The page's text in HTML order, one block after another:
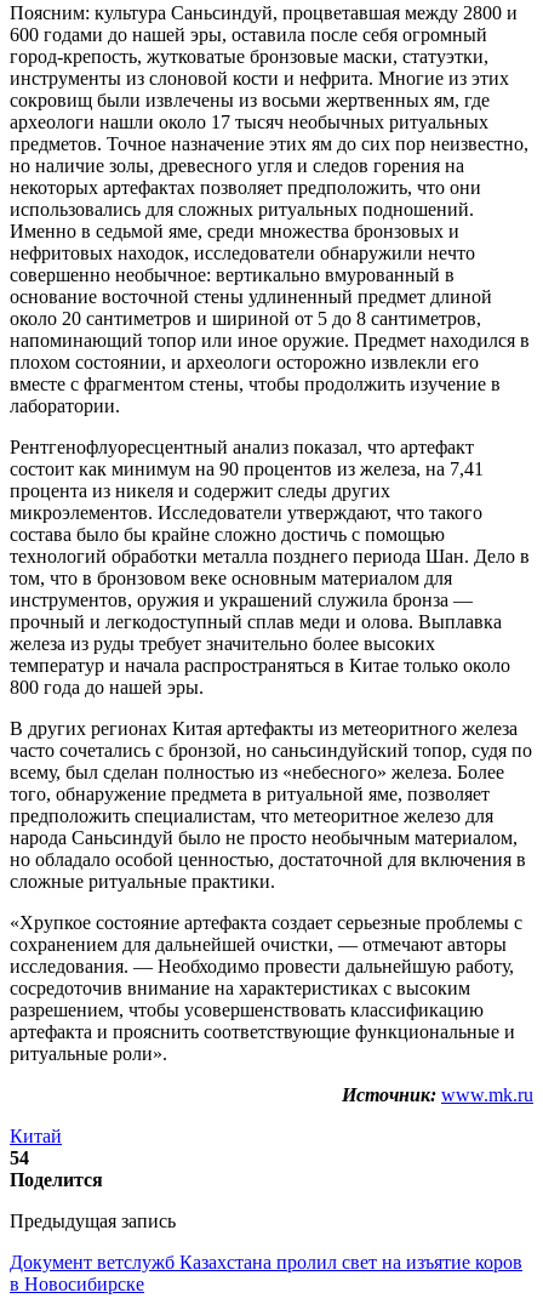
Поясним: культура Саньсиндуй, процветавшая между 2800 и
600 годами до нашей эры, оставила после себя огромный
город-крепость, жутковатые бронзовые маски, статуэтки,
инструменты из слоновой кости и нефрита. Многие из этих
сокровищ были извлечены из восьми жертвенных ям, где
археологи нашли около 17 тысяч необычных ритуальных
предметов. Точное назначение этих ям до сих пор неизвестно,
но наличие золы, древесного угля и следов горения на
некоторых артефактах позволяет предположить, что они
использовались для сложных ритуальных подношений.
Именно в седьмой яме, среди множества бронзовых и
нефритовых находок, исследователи обнаружили нечто
совершенно необычное: вертикально вмурованный в
основание восточной стены удлиненный предмет длиной
около 20 сантиметров и шириной от 5 до 8 сантиметров,
напоминающий топор или иное оружие. Предмет находился в
плохом состоянии, и археологи осторожно извлекли его
вместе с фрагментом стены, чтобы продолжить изучение в
лаборатории.
Рентгенофлуоресцентный анализ показал, что артефакт
состоит как минимум на 90 процентов из железа, на 7,41
процента из никеля и содержит следы других
микроэлементов. Исследователи утверждают, что такого
состава было бы крайне сложно достичь с помощью
технологий обработки металла позднего периода Шан. Дело в
том, что в бронзовом веке основным материалом для
инструментов, оружия и украшений служила бронза —
прочный и легкодоступный сплав меди и олова. Выплавка
железа из руды требует значительно более высоких
температур и начала распространяться в Китае только около
800 года до нашей эры.
В других регионах Китая артефакты из метеоритного железа
часто сочетались с бронзой, но саньсиндуйский топор, судя по
всему, был сделан полностью из «небесного» железа. Более
того, обнаружение предмета в ритуальной яме, позволяет
предположить специалистам, что метеоритное железо для
народа Саньсиндуй было не просто необычным материалом,
но обладало особой ценностью, достаточной для включения в
сложные ритуальные практики.
«Хрупкое состояние артефакта создает серьезные проблемы с
сохранением для дальнейшей очистки, — отмечают авторы
исследования. — Необходимо провести дальнейшую работу,
сосредоточив внимание на характеристиках с высоким
разрешением, чтобы усовершенствовать классификацию
артефакта и прояснить соответствующие функциональные и
ритуальные роли».
Источник: www.mk.ru
Китай
54
Поделится
Предыдущая запись
Документ ветслужб Казахстана пролил свет на изъятие коров
в Новосибирске